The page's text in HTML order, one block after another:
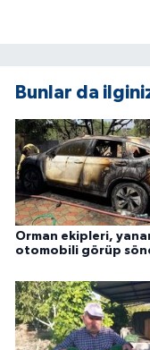
Bunlar da
Orman ekipleri,
otomobili görüp
Turizm
ÜLKE
YAŞAM
YEREL
Yerel